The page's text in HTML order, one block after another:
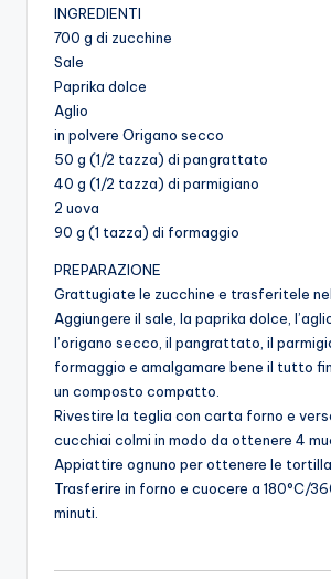
INGREDIENTI
700 g di zucchine
Sale
Paprika dolce
Aglio
in polvere Origano secco
50 g (1/2 tazza) di pangrattato
40 g (1/2 tazza) di parmigiano
2 uova
90 g (1 tazza) di formaggio
PREPARAZIONE
Grattugiate le zucchine e trasferitele
Aggiungere il sale, la paprika dolce,
l’origano secco, il pangrattato, il
formaggio e amalgamare bene il tutto
un composto compatto.
Rivestire la teglia con carta forno e
cucchiai colmi in modo da ottenere 4
Appiattire ognuno per ottenere le
Trasferire in forno e cuocere a 180°C/
minuti.